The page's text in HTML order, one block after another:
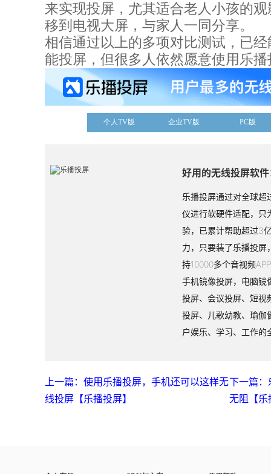
来实现投屏，尤其适合老人小孩的观
移到电视大屏，与家人一同分享。
相信通过以上的多项对比测试，已
能投屏，但很多人依然愿意使用乐播
个人TV版 企业TV版 PC版
好用的无线投屏软
乐播投屏通过对全球超
仪进行软硬件适配，只
验，已累计帮助超过3
力，只要装了乐播投屏
持10000多个音视频
手机镜像投屏，电脑镜
投屏、会议投屏、短视
投屏、儿歌幼教、瑜伽
户娱乐、学习、工作的
上一篇：使用乐播投屏，手机还可以这样无
线投屏【乐播投屏】
下一篇：
无阻【乐